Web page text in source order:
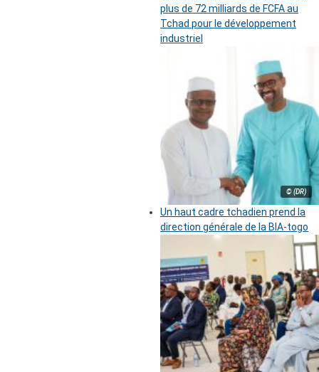
plus de 72 milliards de FCFA au
Tchad pour le développement
industriel
© (DR)
Un haut cadre tchadien prend la
direction générale de la BIA-togo